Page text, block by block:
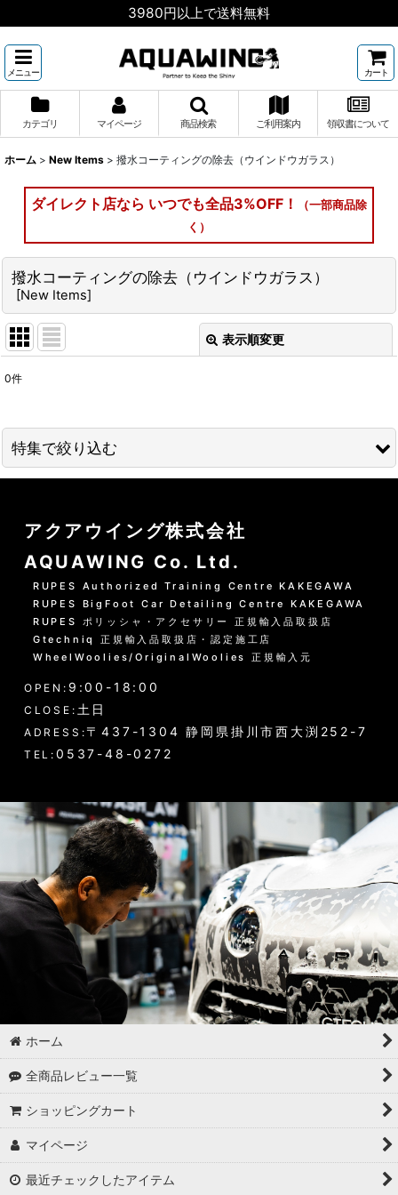
3980円以上で送料無料
メニュー カート
カテゴリ マイページ 商品検索 ご利用案内 領収書について
ホーム > New Items > 撥水コーティングの除去（ウインドウガラス）
ダイレクト店なら いつでも全品3%OFF！
（一部商品除
く）
撥水コーティングの除去（ウインドウガラス）
[New Items]
表示順変更
並び順 :
0件
特集で絞り込む
水洗いの方法
グリーンシャンプー洗車の方法
PHリフレッシュシャンプー洗車
黒い筋状の水垢・古い保護層
ホイール・タイヤの洗浄
エンジンルーム・タイヤハウスなど
ドア・トランクの内側（インナー）の洗浄
ゴムパーツの洗浄
各パーツの脱脂
02 -------------------
ボディコーティング（通常カラー）
ボディコーティング（マットカラー）
アルミホイールコーティング（クリアーコートなし アルミ素地
）
アルミホイールコーティング（メッキ・スパッタリング）
アルミホイールコーティング（艶消〜半艶 マットカラー）
アクアウイング株式会社
AQUAWING Co. Ltd.
RUPES Authorized Training Centre KAKEGAWA
RUPES BigFoot Car Detailing Centre KAKEGAWA
RUPES ポリッシャ・アクセサリー 正規輸入品取扱店
Gtechniq 正規輸入品取扱店・認定施工店
WheelWoolies/OriginalWoolies 正規輸入元
OPEN: 9:00-18:00
CLOSE: 土日
ADRESS: 〒437-1304 静岡県掛川市西大渕252-7
TEL: 0537-48-0272
ホーム
全商品レビュー一覧
ショッピングカート
マイページ
最近チェックしたアイテム